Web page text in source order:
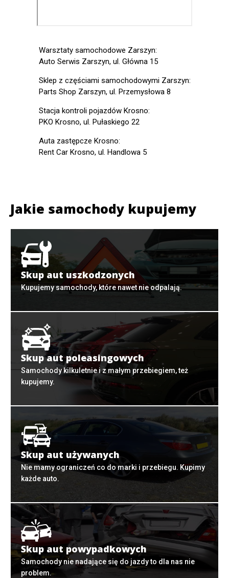
Warsztaty samochodowe Zarszyn:
Auto Serwis Zarszyn, ul. Główna 15
Sklep z częściami samochodowymi Zarszyn:
Parts Shop Zarszyn, ul. Przemysłowa 8
Stacja kontroli pojazdów Krosno:
PKO Krosno, ul. Pułaskiego 22
Auta zastępcze Krosno:
Rent Car Krosno, ul. Handlowa 5
Jakie samochody kupujemy
Skup aut uszkodzonych
Kupujemy samochody, które nawet nie odpalają.
Skup aut poleasingowych
Samochody kilkuletnie i z małym przebiegiem, też
kupujemy.
Skup aut używanych
Nie mamy ograniczeń co do marki i przebiegu. Kupimy
każde auto.
Skup aut powypadkowych
Samochody nie nadające się do jazdy to dla nas nie
problem.